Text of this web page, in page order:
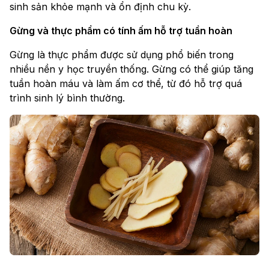
sinh sản khỏe mạnh và ổn định chu kỳ.
Gừng và thực phẩm có tính ấm hỗ trợ tuần hoàn
Gừng là thực phẩm được sử dụng phổ biến trong
nhiều nền y học truyền thống. Gừng có thể giúp tăng
tuần hoàn máu và làm ấm cơ thể, từ đó hỗ trợ quá
trình sinh lý bình thường.